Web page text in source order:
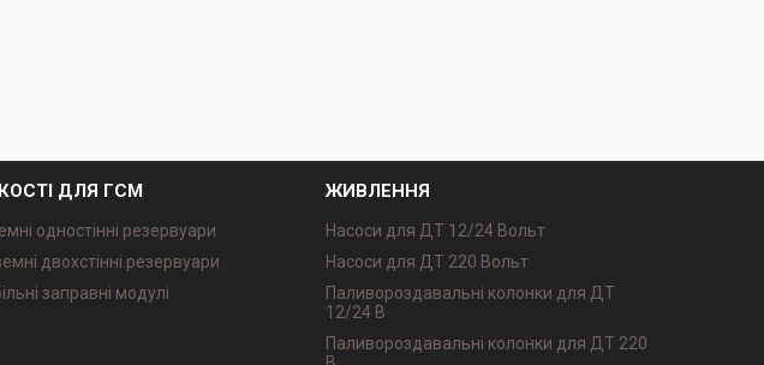
ДЛЯ ГСМ
одностінні резервуари
двохстінні резервуари
заправні модулі
ЖИВЛЕННЯ
Насоси для ДТ 12/24 Вольт
Насоси для ДТ 220 Вольт
Паливороздавальні колонки для ДТ
12/24 В
Паливороздавальні колонки для ДТ 220